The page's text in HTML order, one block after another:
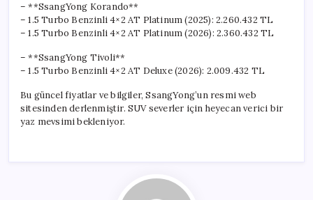
– **SsangYong Korando**
– 1.5 Turbo Benzinli 4×2 AT Platinum (2025): 2.260.432 TL
– 1.5 Turbo Benzinli 4×2 AT Platinum (2026): 2.360.432 TL
– **SsangYong Tivoli**
– 1.5 Turbo Benzinli 4×2 AT Deluxe (2026): 2.009.432 TL
Bu güncel fiyatlar ve bilgiler, SsangYong’un resmi web
sitesinden derlenmiştir. SUV severler için heyecan verici bir
yaz mevsimi bekleniyor.